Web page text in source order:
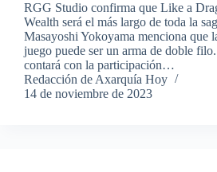
RGG Studio confirma que Like a
Wealth será el más largo de toda la
Masayoshi Yokoyama menciona que
juego puede ser un arma de doble
contará con la participación…
Redacción de Axarquía Hoy
14 de noviembre de 2023